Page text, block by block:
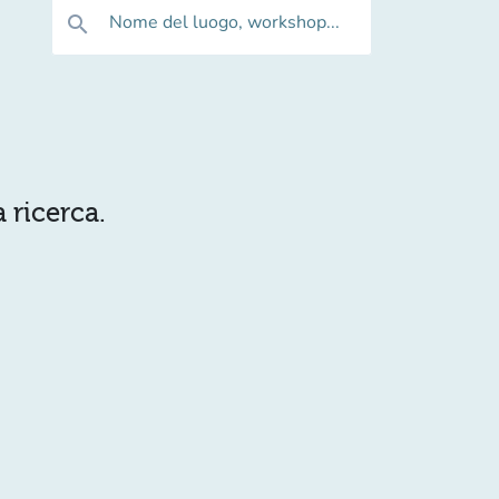
search Nome del luogo, workshop...
ricerca.